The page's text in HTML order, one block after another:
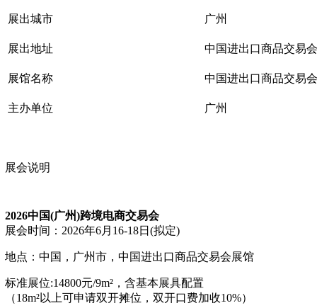
展出城市 广州
展出地址 中国进出口商品交易
展馆名称 中国进出口商品交易
主办单位 广州
展会说明
2026中国(广州)跨境电商交易会
展会时间： 2026年6月16-18日(拟定)
地点： 中国，广州市，中国进出口商品交易会展馆
标准展位:14800元/9m²，含基本展具配置
（18m²以上可申请双开摊位，双开口费加收10%）